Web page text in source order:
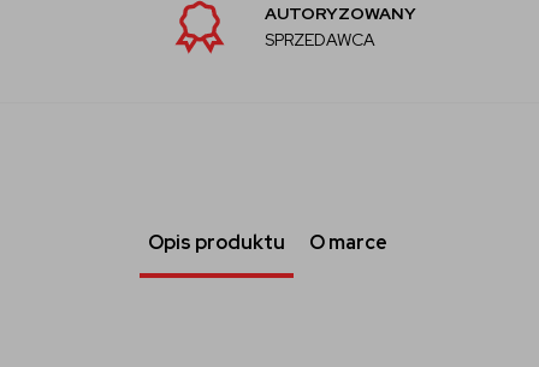
AUTORYZOWANY
SPRZEDAWCA
Opis produktu O marce